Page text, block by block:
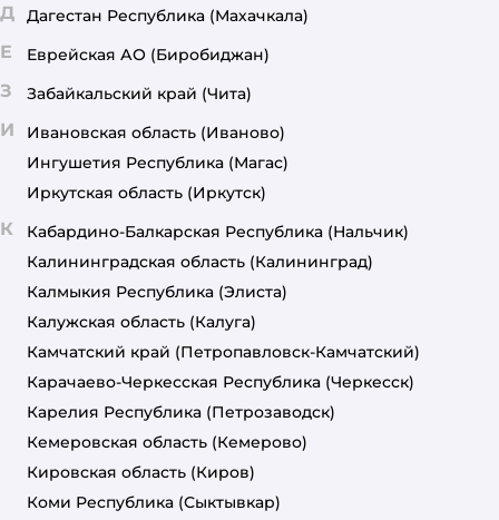
Д Дагестан Республика (Махачкала)
Е Еврейская АО (Биробиджан)
З Забайкальский край (Чита)
И Ивановская область (Иваново)
Ингушетия Республика (Магас)
Иркутская область (Иркутск)
К Кабардино-Балкарская Республика (Нальчик)
Калининградская область (Калининград)
Калмыкия Республика (Элиста)
Калужская область (Калуга)
Камчатский край (Петропавловск-Камчатский)
Карачаево-Черкесская Республика (Черкесск)
Карелия Республика (Петрозаводск)
Кемеровская область (Кемерово)
Кировская область (Киров)
Коми Республика (Сыктывкар)